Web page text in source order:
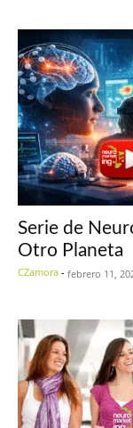
Serie de
Otro Planeta
CZamora - febrero 11,